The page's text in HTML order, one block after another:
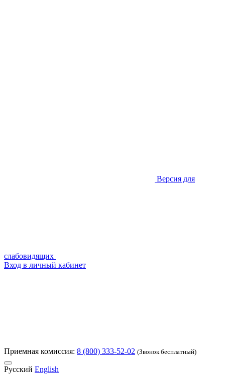
Версия для
слабовидящих
Вход в личный кабинет
Приемная комиссия: 8 (800) 333-52-02 (Звонок бесплатный)
Русский English